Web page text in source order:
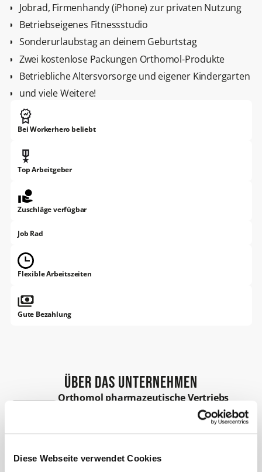
Diese Webseite verwendet Cookies
Jobrad, Firmenhandy (iPhone) zur privaten Nutzung
Betriebseigenes Fitnessstudio
Sonderurlaubstag an deinem Geburtstag
Zwei kostenlose Packungen Orthomol-Produkte
Betriebliche Altersvorsorge und eigener Kindergarten
und viele Weitere!
Bei Workerhero beliebt
Top Arbeitgeber
Zuschläge verfügbar
Job Rad
Flexible Arbeitszeiten
Gute Bezahlung
Über das Unternehmen
Orthomol pharmazeutische Vertriebs
40764 Langenfeld
Orthomolist ein inhabergeführtes